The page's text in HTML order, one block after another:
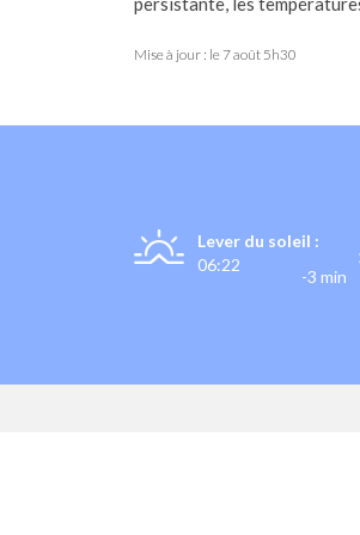
Mise à jour : le 7 août 5h30
Lever du soleil :
06:22
-3 min